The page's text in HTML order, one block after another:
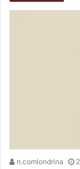
n.comlondrina